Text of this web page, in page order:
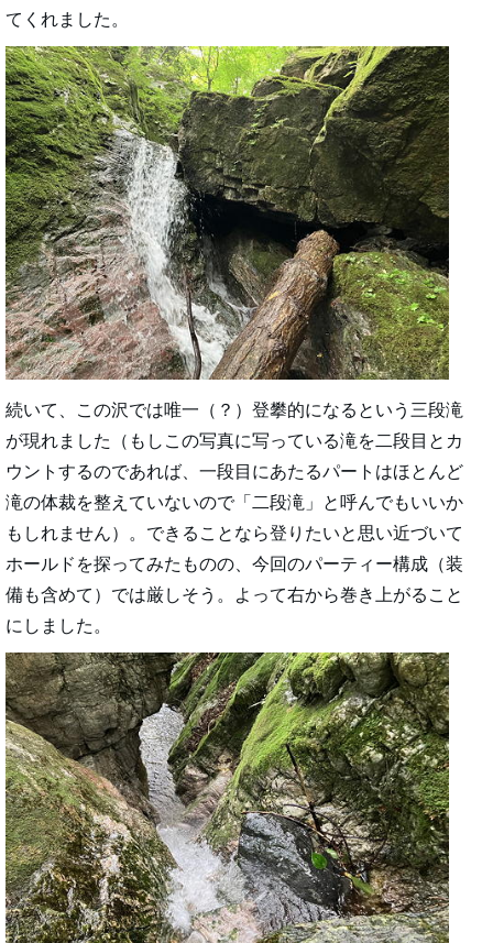
てくれました。
続いて、この沢では唯一（？）登攀的になるという三段滝
が現れました（もしこの写真に写っている滝を二段目とカ
ウントするのであれば、一段目にあたるパートはほとんど
滝の体裁を整えていないので「二段滝」と呼んでもいいか
もしれません）。できることなら登りたいと思い近づいて
ホールドを探ってみたものの、今回のパーティー構成（装
備も含めて）では厳しそう。よって右から巻き上がること
にしました。